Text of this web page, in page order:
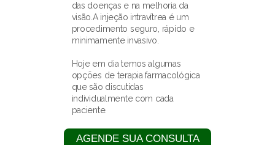
das doenças e na melhoria da
visão.A injeção intravítrea é um
procedimento seguro, rápido e
minimamente invasivo.
Hoje em dia temos algumas
opções de terapia farmacológica
que são discutidas
individualmente com cada
paciente.
AGENDE SUA CONSULTA